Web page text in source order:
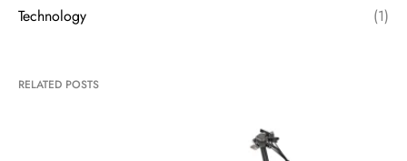
Technology
(1)
RELATED POSTS